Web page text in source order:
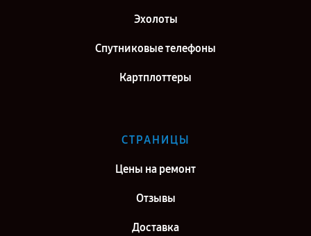
Эхолоты
Спутниковые телефоны
Картплоттеры
СТРАНИЦЫ
Цены на ремонт
Отзывы
Доставка